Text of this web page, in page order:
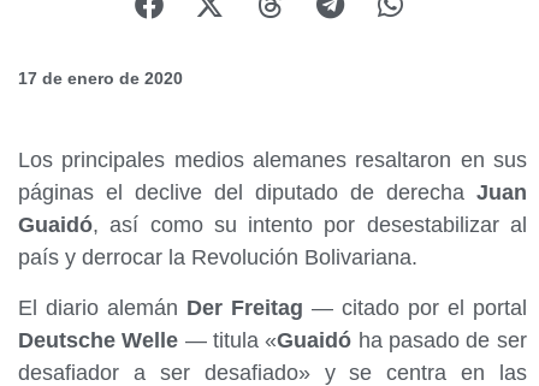
17 de enero de 2020
Los principales medios alemanes resaltaron en sus
páginas el declive del diputado de derecha Juan
Guaidó, así como su intento por desestabilizar al
país y derrocar la Revolución Bolivariana.
El diario alemán Der Freitag — citado por el portal
Deutsche Welle — titula «Guaidó ha pasado de ser
desafiador a ser desafiado» y se centra en las